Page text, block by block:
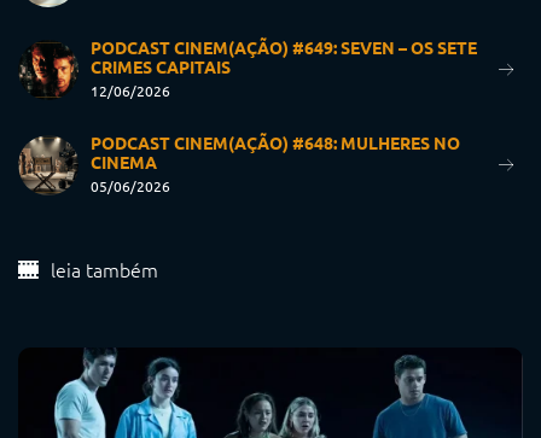
PODCAST CINEM(AÇÃO) #649: SEVEN – OS SETE
CRIMES CAPITAIS
12/06/2026
PODCAST CINEM(AÇÃO) #648: MULHERES NO
CINEMA
05/06/2026
leia também